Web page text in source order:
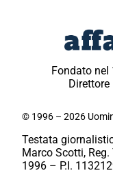
Fondato nel
© 1996 – 2026
Testata
Marco Scotti,
1996 – P.I.